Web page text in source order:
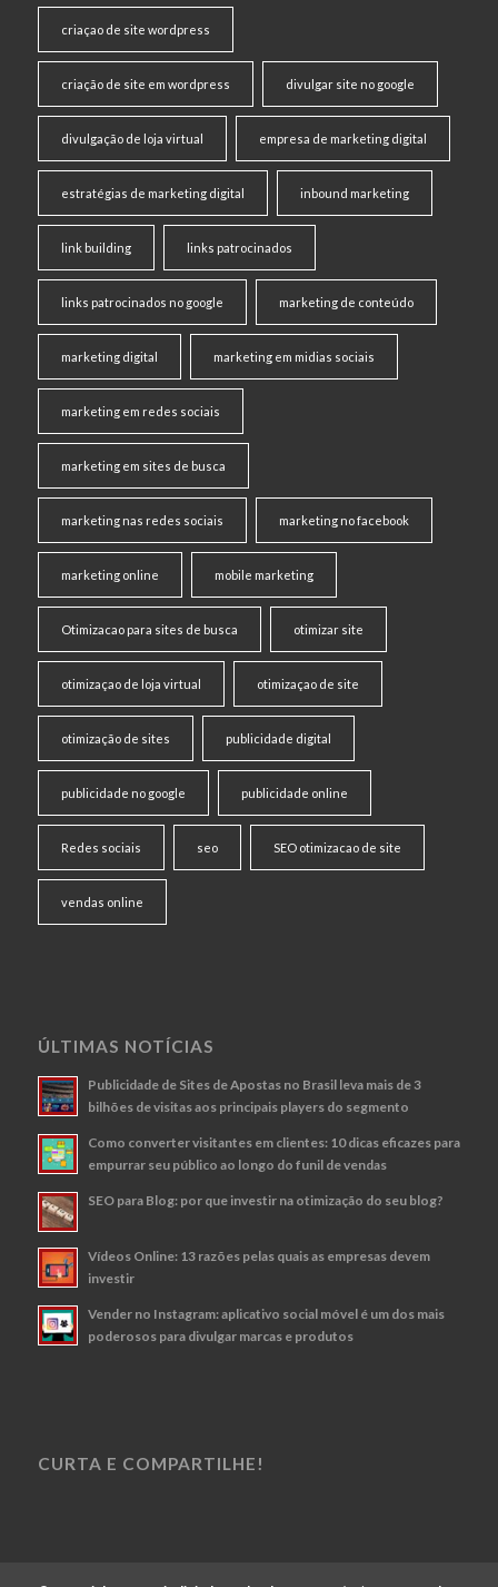
criaçao de site wordpress
criação de site em wordpress divulgar site no google
divulgação de loja virtual empresa de marketing digital
estratégias de marketing digital inbound marketing
link building links patrocinados
links patrocinados no google marketing de conteúdo
marketing digital marketing em midias sociais
marketing em redes sociais
marketing em sites de busca
marketing nas redes sociais marketing no facebook
marketing online mobile marketing
Otimizacao para sites de busca otimizar site
otimizaçao de loja virtual otimizaçao de site
otimização de sites publicidade digital
publicidade no google publicidade online
Redes sociais seo SEO otimizacao de site
vendas online
ÚLTIMAS NOTÍCIAS
Publicidade de Sites de Apostas no Brasil leva mais de 3
bilhões de visitas aos principais players do segmento
Como converter visitantes em clientes: 10 dicas eficazes para
empurrar seu público ao longo do funil de vendas
SEO para Blog: por que investir na otimização do seu blog?
Vídeos Online: 13 razões pelas quais as empresas devem
investir
Vender no Instagram: aplicativo social móvel é um dos mais
poderosos para divulgar marcas e produtos
CURTA E COMPARTILHE!